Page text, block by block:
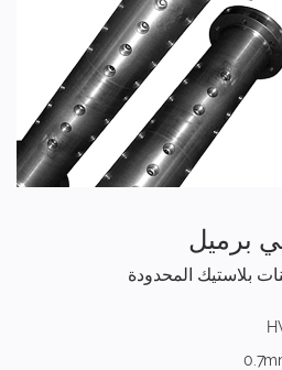
برميل
بلاستيك المحدودة